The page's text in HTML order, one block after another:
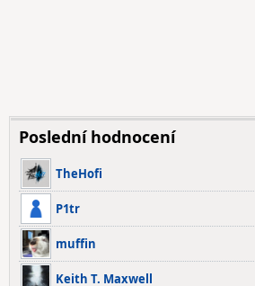
Poslední hodnocení
TheHofi
P1tr
muffin
Keith T. Maxwell